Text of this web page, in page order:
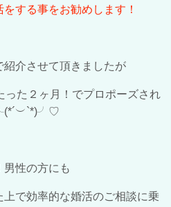
する事をお勧めします！
介させて頂きましたが
った２ヶ月！でプロポーズされ
︶ `*)╯♡
性の方にも
で効率的な婚活のご相談に乗